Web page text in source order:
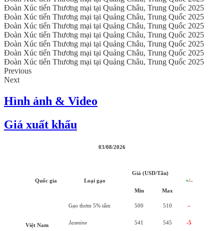
Đoàn Xúc tiến Thương mại tại Quảng Châu, Trung Quốc 2025
Đoàn Xúc tiến Thương mại tại Quảng Châu, Trung Quốc 2025
Đoàn Xúc tiến Thương mại tại Quảng Châu, Trung Quốc 2025
Đoàn Xúc tiến Thương mại tại Quảng Châu, Trung Quốc 2025
Đoàn Xúc tiến Thương mại tại Quảng Châu, Trung Quốc 2025
Đoàn Xúc tiến Thương mại tại Quảng Châu, Trung Quốc 2025
Đoàn Xúc tiến Thương mại tại Quảng Châu, Trung Quốc 2025
Previous
Next
Hình ảnh & Video
Giá xuất khẩu
03/08/2026
Quốc gia Loại gạo
Giá (USD/Tấn)
+/–
Min
Max
Việt Nam
Gạo thơm 5% tấm 500 510 –
Jasmine 541 545 -5